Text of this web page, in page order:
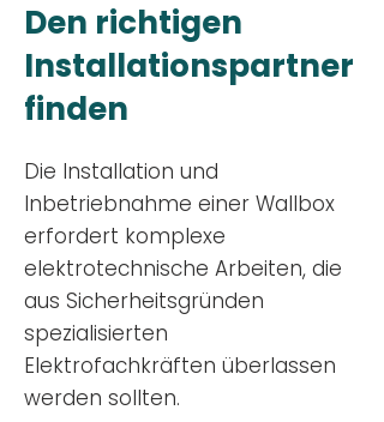
Den richtigen
Installationspartner
finden
Die Installation und
Inbetriebnahme einer Wallbox
erfordert komplexe
elektrotechnische Arbeiten, die
aus Sicherheitsgründen
spezialisierten
Elektrofachkräften überlassen
werden sollten.